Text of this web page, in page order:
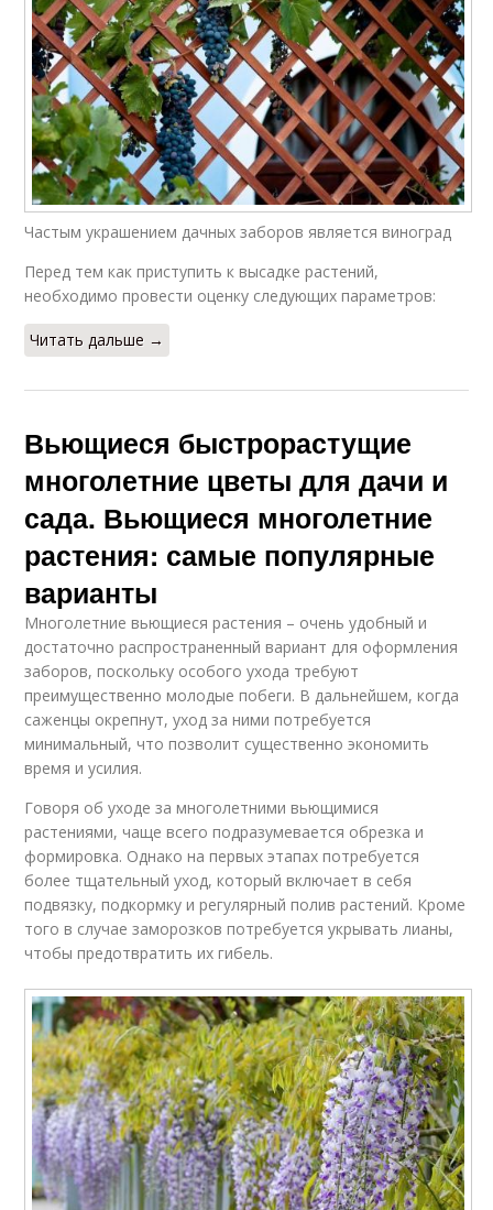
Частым украшением дачных заборов является виноград
Перед тем как приступить к высадке растений,
необходимо провести оценку следующих параметров:
Читать дальше →
Вьющиеся быстрорастущие
многолетние цветы для дачи и
сада. Вьющиеся многолетние
растения: самые популярные
варианты
Многолетние вьющиеся растения – очень удобный и
достаточно распространенный вариант для оформления
заборов, поскольку особого ухода требуют
преимущественно молодые побеги. В дальнейшем, когда
саженцы окрепнут, уход за ними потребуется
минимальный, что позволит существенно экономить
время и усилия.
Говоря об уходе за многолетними вьющимися
растениями, чаще всего подразумевается обрезка и
формировка. Однако на первых этапах потребуется
более тщательный уход, который включает в себя
подвязку, подкормку и регулярный полив растений. Кроме
того в случае заморозков потребуется укрывать лианы,
чтобы предотвратить их гибель.